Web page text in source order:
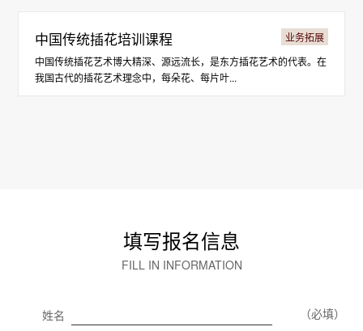
中国传统插花培训课程
业务拓展
中国传统插花艺术博大精深、源远流长，是东方插花艺术的代表。在
我国古代的插花艺术理念中，每朵花、每片叶...
填写报名信息
FILL IN INFORMATION
姓名
（必填）